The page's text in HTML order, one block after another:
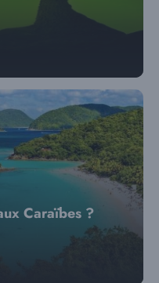
Caraïbes ?